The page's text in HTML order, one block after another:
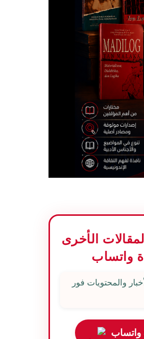
الأخرى
واتساب
والمحتويات فور
واتساب